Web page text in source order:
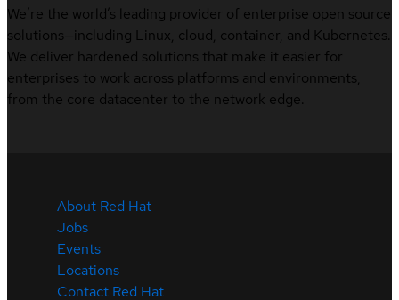
We’re the world’s leading provider of enterprise open source
solutions—including Linux, cloud, container, and Kubernetes.
We deliver hardened solutions that make it easier for
enterprises to work across platforms and environments,
from the core datacenter to the network edge.
About Red Hat
Jobs
Events
Locations
Contact Red Hat